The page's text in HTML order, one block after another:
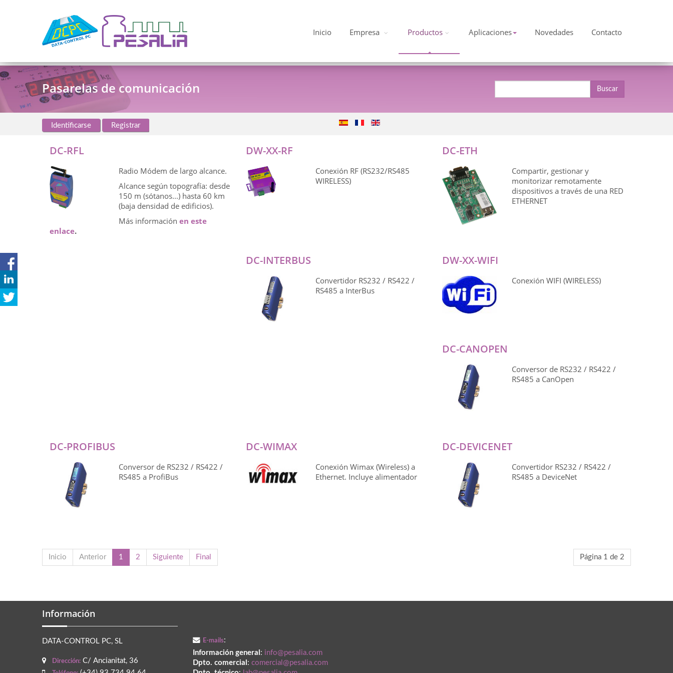
Inicio Empresa Productos Aplicaciones Novedades Contacto
Pasarelas de comunicación Buscar
Identificarse Registrar
DC-RFL
Radio Módem de largo alcance.
Alcance según topografía: desde
150 m (sótanos...) hasta 60 km
(baja densidad de edificios).
Más informaciónen este
enlace.
DW-XX-RF
Conexión RF (RS232/RS485
WIRELESS)
DC-ETH
Compartir, gestionar y
monitorizar remotamente
dispositivos a través de una RED
ETHERNET
DC-INTERBUS
Convertidor RS232 / RS422 /
RS485 a InterBus
DW-XX-WIFI
Conexión WIFI (WIRELESS)
DC-CANOPEN
Conversor de RS232 / RS422 /
RS485 a CanOpen
DC-PROFIBUS
Conversor de RS232 / RS422 /
RS485 a ProfiBus
DC-WIMAX
Conexión Wimax (Wireless) a
Ethernet. Incluye alimentador
DC-DEVICENET
Convertidor RS232 / RS422 /
RS485 a DeviceNet
Página 1 de 2
Inicio Anterior 1 2 Siguiente Final
Información
DATA-CONTROL PC, SL
Dirección:C/ Ancianitat, 36
E-mails:
Información general : info@pesalia.com
Dpto. comercial :comercial@pesalia.com